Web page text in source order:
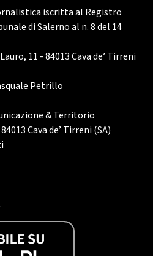
iscritta al Registro
di Salerno al n. 8 del 14
11 - 84013 Cava de’ Tirreni
Petrillo
& Territorio
Cava de’ Tirreni (SA)